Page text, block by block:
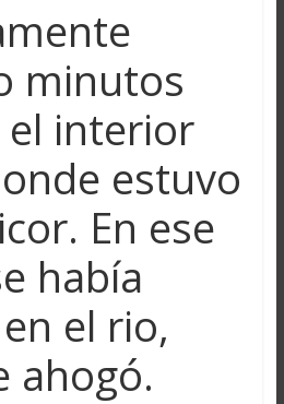
minutos
interior
estuvo
En ese
había
el rio,
ahogó.